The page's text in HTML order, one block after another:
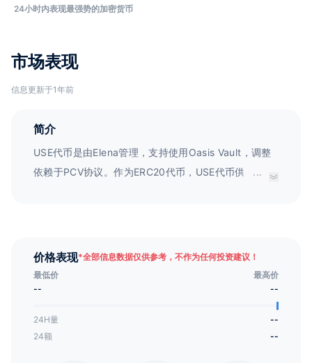
市场表现
信息更新于1年前
简介
USE代币是由Elena管理，支持使用Oasis Vault，调整
依赖于PCV协议。作为ERC20代币，USE代币供应量是
创始时每1 USE代币由100%的DAI抵押支持。
...
价格表现*全部信息数据仅供参考，不作为任何投资建议！
最低价
最高价
--
--
24H量
--
24额
--
24小时内表现最强势的加密货币